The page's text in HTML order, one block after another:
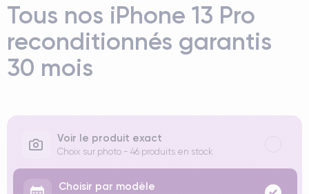
Tous nos iPhone 13 Pro
reconditionnés garantis
30 mois
Voir le produit exact
Choix sur photo - 46 produits en stock
Choisir par modèle